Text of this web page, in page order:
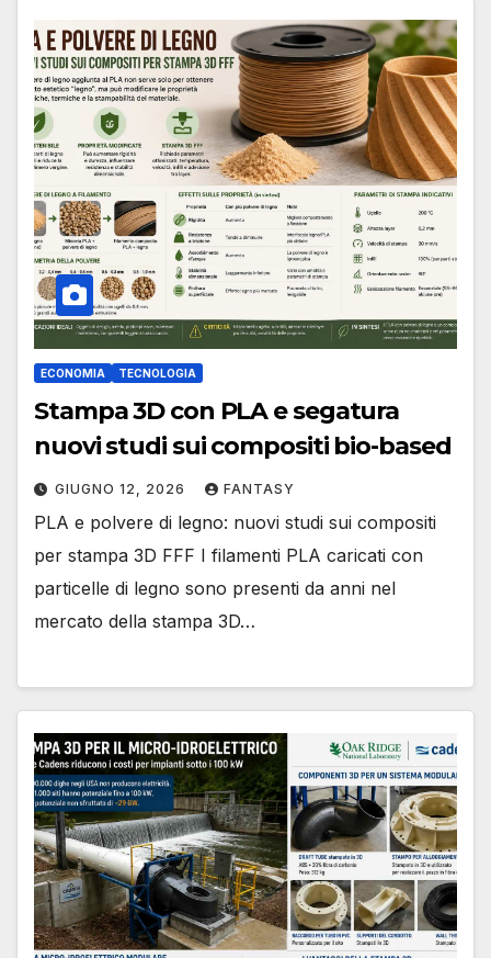
ECONOMIA TECNOLOGIA
Stampa 3D con PLA e segatura
nuovi studi sui compositi bio-based
GIUGNO 12, 2026 FANTASY
PLA e polvere di legno: nuovi studi sui compositi
per stampa 3D FFF I filamenti PLA caricati con
particelle di legno sono presenti da anni nel
mercato della stampa 3D…